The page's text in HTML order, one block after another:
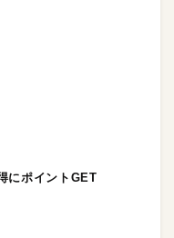
にポイントGET